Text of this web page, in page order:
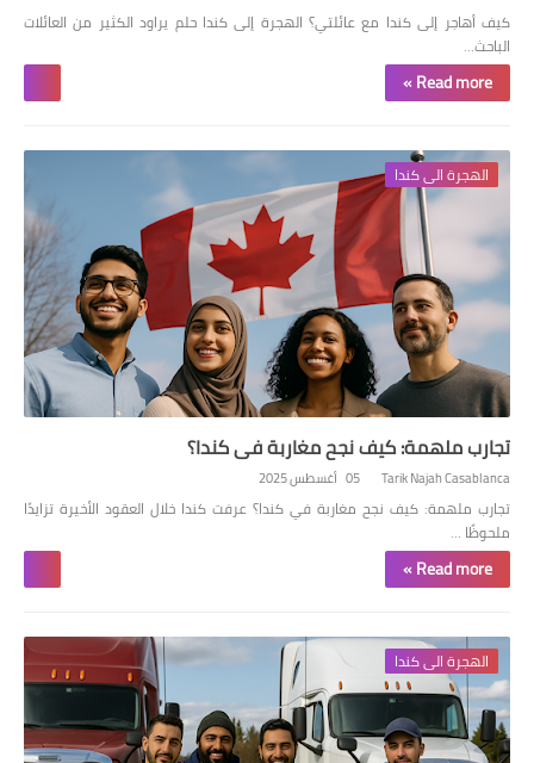
كيف أهاجر إلى كندا مع عائلتي؟ الهجرة إلى كندا حلم يراود الكثير من العائلات
الباحث…
Read more »
الهجرة الى كندا
تجارب ملهمة: كيف نجح مغاربة في كندا؟
Tarik Najah Casablanca 05 أغسطس 2025
تجارب ملهمة: كيف نجح مغاربة في كندا؟ عرفت كندا خلال العقود الأخيرة تزايدًا
ملحوظًا …
Read more »
الهجرة الى كندا